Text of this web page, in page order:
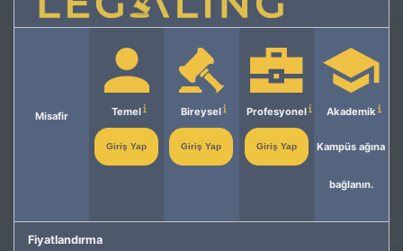
Misafir Temel
Giriş Yap
Bireysel
Giriş Yap
Profesyonel
Giriş Yap
Akademik
Kampüs ağına
bağlanın.
Fiyatlandırma